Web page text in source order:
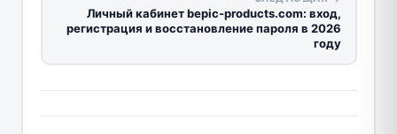
Личный кабинет bepic-products.com: вход,
регистрация и восстановление пароля в 2026
году